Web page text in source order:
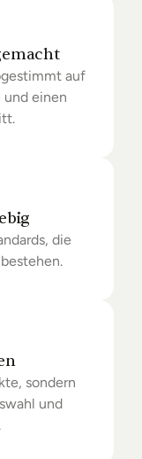
auf
und einen
die
sondern
und